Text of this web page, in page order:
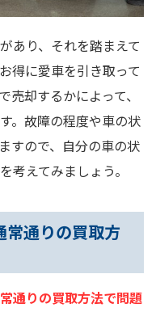
あり、それを踏まえて
得に愛車を引き取って
売却するかによって、
。故障の程度や車の状
すので、自分の車の状
考えてみましょう。
常通りの買取方
通りの買取方法で問題